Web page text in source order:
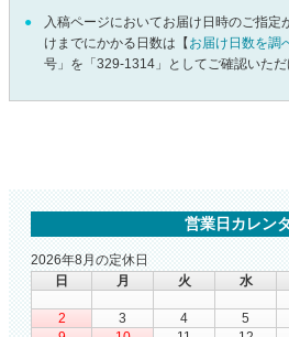
入稿ページにおいてお届け日時のご指定
けまでにかかる日数は【 お届け日数を調
号」を「329-1314」としてご確認いただ
営業日カレン
2026年8月の定休日
日
月 火 水
2
3 4 5